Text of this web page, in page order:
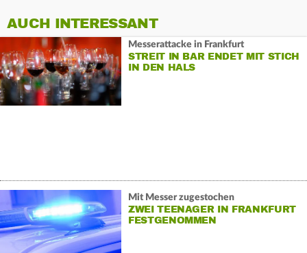
AUCH INTERESSANT
Messerattacke in Frankfurt
STREIT IN BAR ENDET MIT STICH
IN DEN HALS
Mit Messer zugestochen
ZWEI TEENAGER IN FRANKFURT
FESTGENOMMEN